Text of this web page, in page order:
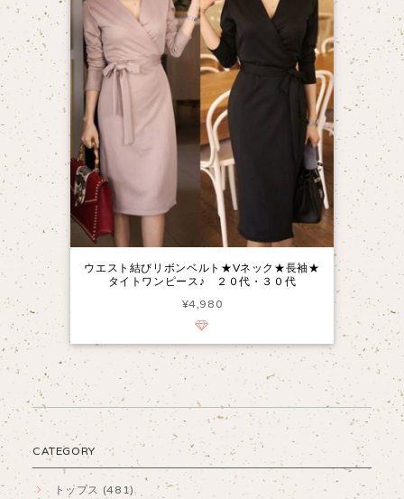
ウエスト結びリボンベルト★Vネック★長袖★
タイトワンピース♪ ２０代・３０代
¥4,980
CATEGORY
トップス (481)